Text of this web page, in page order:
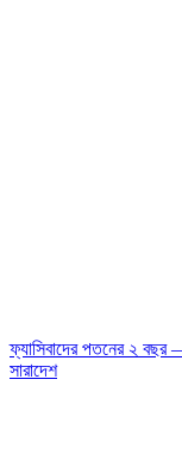
ফ্যাসিবাদের পতনের ২ বছর
সারাদেশ